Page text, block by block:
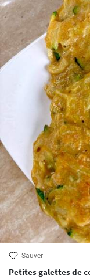
Sauver
Petites galettes de